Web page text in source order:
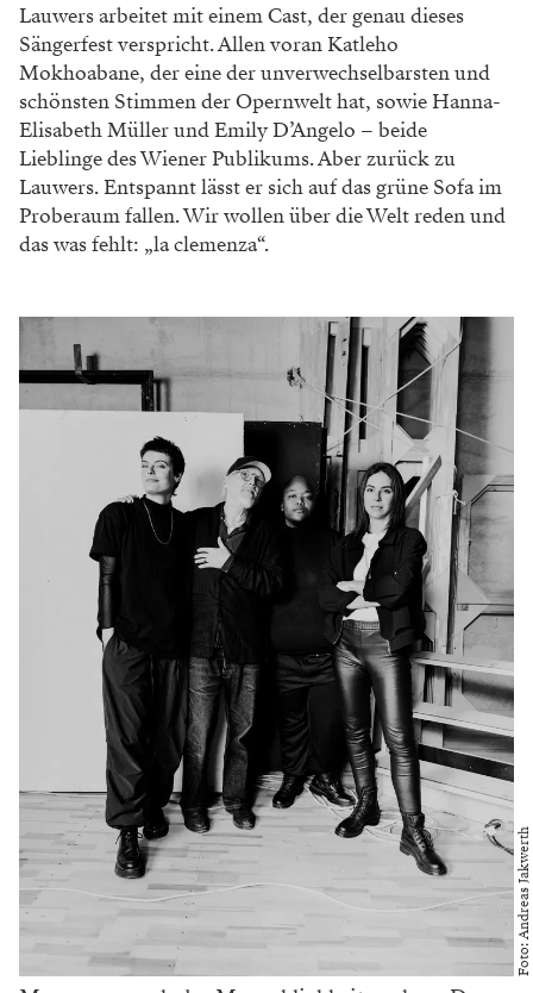
Lauwers arbeitet mit einem Cast, der genaudieses
Sängerfest verspricht. Allen voran Katleho
Mokhoabane, der eine der unverwechselbarsten und
schönsten Stimmen der Opernwelt hat, sowie Hanna-
Elisabeth Müller undEmily D’Angelo – beide
Lieblinge des WienerPublikums. Aber zurück zu
Lauwers. Entspanntlässt er sich auf das grüne Sofa im
Proberaumfallen. Wir wollen über die Welt reden und
daswas fehlt: „la clemenza“.
Foto: Andreas Jakwerth